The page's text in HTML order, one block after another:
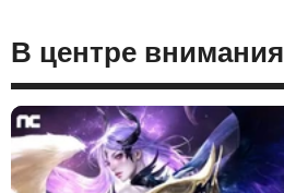
В центре внимания